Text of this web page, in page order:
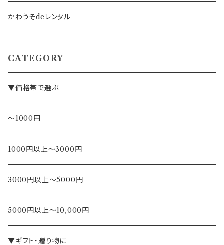
デザイナー
かわうそdeレンタル
CATEGORY
▼価格帯で選ぶ
～1000円
1000円以上～3000円
3000円以上～5000円
5000円以上～10,000円
▼ギフト・贈り物に